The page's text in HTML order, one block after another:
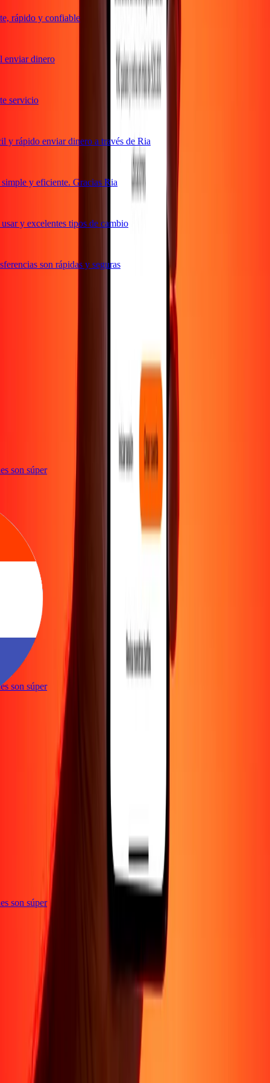
rápido y confiable
dinero
rápido enviar dinero a través de Ria
y eficiente. Gracias Ria
y excelentes tipos de cambio
son rápidas y seguras
son súper
son súper
son súper
Acerca de
Conviértete en agenteConviértete en socio
Conviértete en socio estratégico
Carreras Promociones
Transferencia internacional de dinero
Soporte
Política de privacidad
Aviso de cookies
condiciones
Presentar una